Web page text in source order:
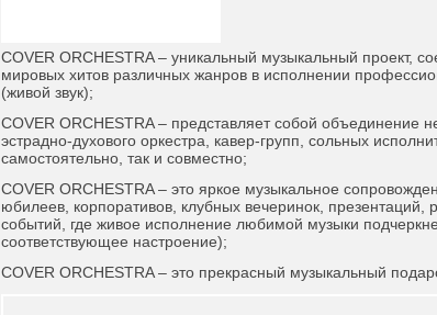
COVER ORCHESTRA – уникальный музыкальный проект,
мировых хитов различных жанров в исполнении
(живой звук);
COVER ORCHESTRA – представляет собой объединение
эстрадно-духового оркестра, кавер-групп, сольных
самостоятельно, так и совместно;
COVER ORCHESTRA – это яркое музыкальное
юбилеев, корпоративов, клубных вечеринок, презентаций,
событий, где живое исполнение любимой музыки
соответствующее настроение);
COVER ORCHESTRA – это прекрасный музыкальный